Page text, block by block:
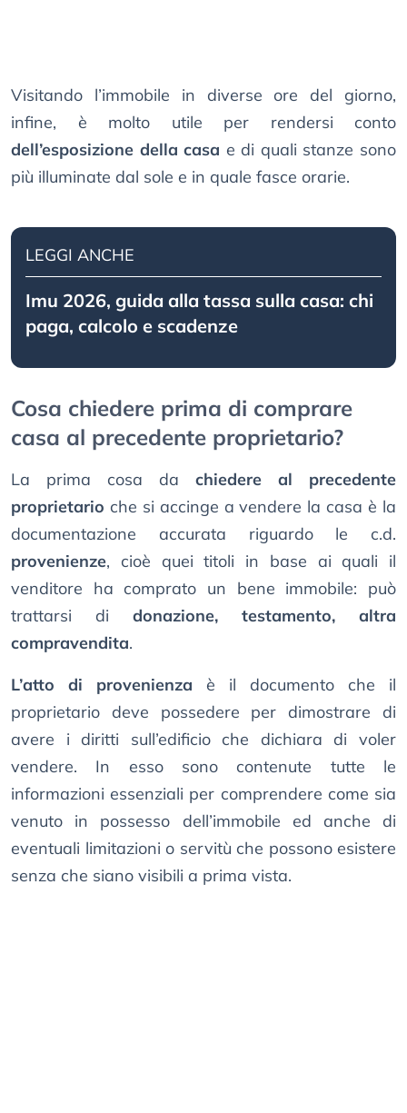
Visitando l’immobile in diverse ore del giorno,
infine, è molto utile per rendersi conto
dell’esposizione della casa e di quali stanze sono
più illuminate dal sole e in quale fasce orarie.
LEGGI ANCHE
Imu 2026, guida alla tassa sulla casa: chi
paga, calcolo e scadenze
Cosa chiedere prima di comprare
casa al precedente proprietario?
La prima cosa da chiedere al precedente
proprietario che si accinge a vendere la casa è la
documentazione accurata riguardo le c.d.
provenienze, cioè quei titoli in base ai quali il
venditore ha comprato un bene immobile: può
trattarsi di donazione, testamento, altra
compravendita.
L’atto di provenienza è il documento che il
proprietario deve possedere per dimostrare di
avere i diritti sull’edificio che dichiara di voler
vendere. In esso sono contenute tutte le
informazioni essenziali per comprendere come sia
venuto in possesso dell’immobile ed anche di
eventuali limitazioni o servitù che possono esistere
senza che siano visibili a prima vista.